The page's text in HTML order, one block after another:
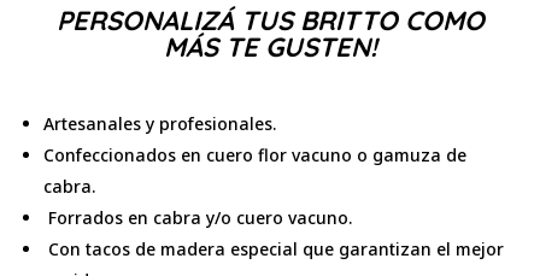
PERSONALIZÁ TUS BRITTO COMO
MÁS TE GUSTEN!
Artesanales y profesionales.
Confeccionados en cuero flor vacuno o gamuza de
cabra.
Forrados en cabra y/o cuero vacuno.
Con tacos de madera especial que garantizan el mejor